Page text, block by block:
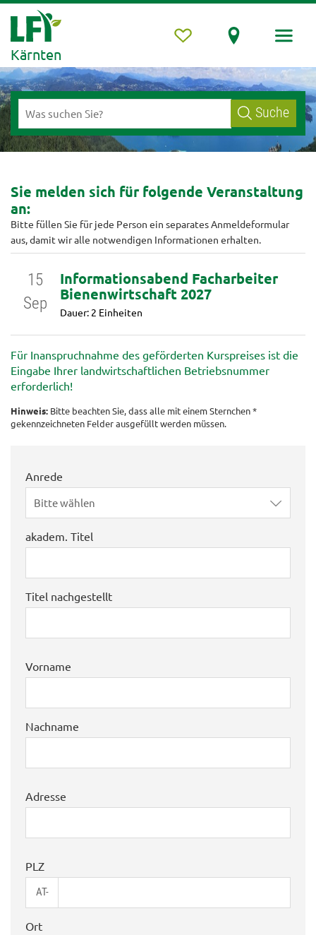
Kärnten
Suche
Sie melden sich für folgende Veranstaltung
an:
Bitte füllen Sie für jede Person ein separates Anmeldeformular
aus, damit wir alle notwendigen Informationen erhalten.
15
Sep
Informationsabend Facharbeiter
Bienenwirtschaft 2027
Dauer: 2 Einheiten
Für Inanspruchnahme des geförderten Kurspreises ist die
Eingabe Ihrer landwirtschaftlichen Betriebsnummer
erforderlich!
Hinweis: Bitte beachten Sie, dass alle mit einem Sternchen *
gekennzeichneten Felder ausgefüllt werden müssen.
Anrede
Bitte wählen
akadem. Titel
Titel nachgestellt
Vorname
Nachname
Adresse
PLZ
AT-
Ort